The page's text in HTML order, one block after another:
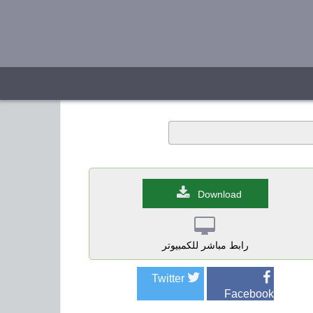
Download
رابط مباشر للكمبيوتر
Facebook
Twitter